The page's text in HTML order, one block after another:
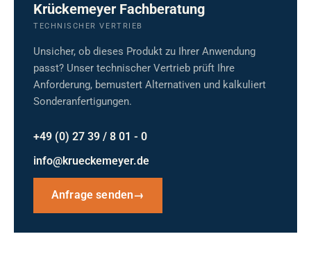
Krückemeyer Fachberatung
TECHNISCHER VERTRIEB
Unsicher, ob dieses Produkt zu Ihrer Anwendung
passt? Unser technischer Vertrieb prüft Ihre
Anforderung, bemustert Alternativen und kalkuliert
Sonderanfertigungen.
+49 (0) 27 39 / 8 01 - 0
info@krueckemeyer.de
Anfrage senden→